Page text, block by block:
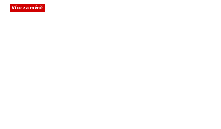
Více za méně